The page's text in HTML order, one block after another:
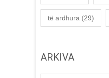
të ardhura (29)
ARKIVA